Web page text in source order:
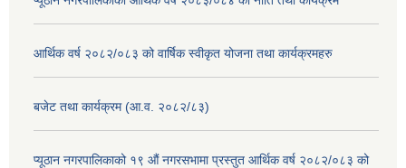
आर्थिक वर्ष २०८२/०८३ को वार्षिक स्वीकृत योजना तथा कार्यक्रमहरु
बजेट तथा कार्यक्रम (आ.व. २०८२/८३)
प्यूठान नगरपालिकाको १९ औं नगरसभामा प्रस्तुत आर्थिक वर्ष २०८२/०८३ को